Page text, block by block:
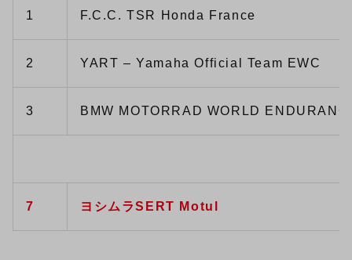
1 F.C.C. TSR Honda France
2 YART – Yamaha Official Team EWC
3 BMW MOTORRAD WORLD
7 ヨシムラSERT Motul